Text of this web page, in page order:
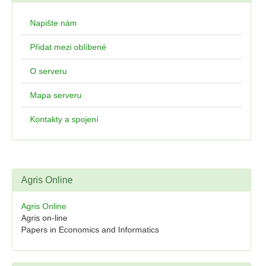
Napište nám
Přidat mezi oblíbené
O serveru
Mapa serveru
Kontakty a spojení
Agris Online
Agris Online
Agris on-line
Papers in Economics and Informatics